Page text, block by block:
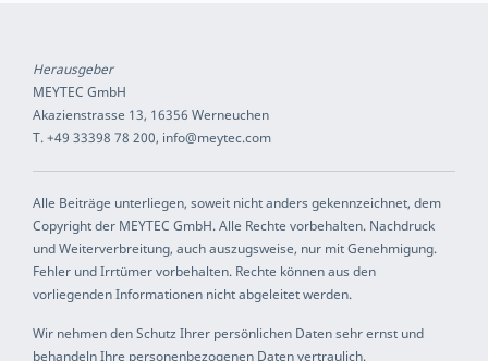
Herausgeber
MEYTEC GmbH
Akazienstrasse 13, 16356 Werneuchen
T. +49 33398 78 200, info@meytec.com
Alle Beiträge unterliegen, soweit nicht anders gekennzeichnet, dem
Copyright der MEYTEC GmbH. Alle Rechte vorbehalten. Nachdruck
und Weiterverbreitung, auch auszugsweise, nur mit Genehmigung.
Fehler und Irrtümer vorbehalten. Rechte können aus den
vorliegenden Informationen nicht abgeleitet werden.
Wir nehmen den Schutz Ihrer persönlichen Daten sehr ernst und
behandeln Ihre personenbezogenen Daten vertraulich.